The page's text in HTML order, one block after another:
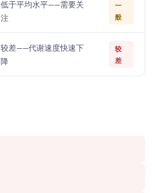
低于平均水平——需要关
注
一
般
较差——代谢速度快速下
降
较
差